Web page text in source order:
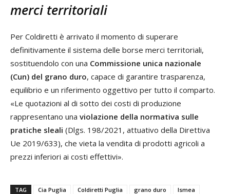
merci territoriali
Per Coldiretti è arrivato il momento di superare
definitivamente il sistema delle borse merci territoriali,
sostituendolo con una Commissione unica nazionale
(Cun) del grano duro, capace di garantire trasparenza,
equilibrio e un riferimento oggettivo per tutto il comparto.
«Le quotazioni al di sotto dei costi di produzione
rappresentano una violazione della normativa sulle
pratiche sleali (Dlgs. 198/2021, attuativo della Direttiva
Ue 2019/633), che vieta la vendita di prodotti agricoli a
prezzi inferiori ai costi effettivi».
TAG Cia Puglia Coldiretti Puglia grano duro Ismea